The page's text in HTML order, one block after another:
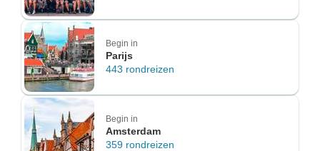
Begin in
Parijs
443 rondreizen
Begin in
Amsterdam
359 rondreizen